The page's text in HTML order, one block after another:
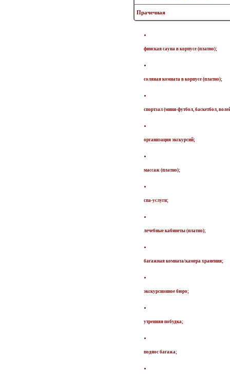
Прачечная
финская сауна в корпусе (платно);
соляная комната в корпусе (платно);
спортзал (мини-футбол, баскетбол,
организация экскурсий;
массаж (платно);
спа-услуги;
лечебные кабинеты (платно);
багажная комната/камера хранения;
экскурсионное бюро;
утренняя побудка;
поднос багажа;